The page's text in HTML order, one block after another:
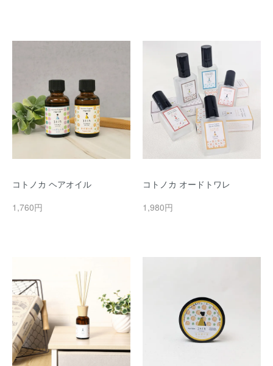
コトノカ ヘアオイル
1,760円
コトノカ オードトワレ
1,980円